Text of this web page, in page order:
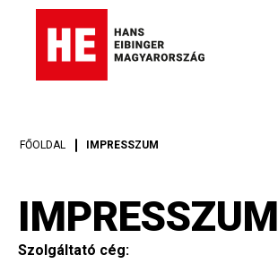
FŐOLDAL IMPRESSZUM
IMPRESSZUM
Szolgáltató cég: